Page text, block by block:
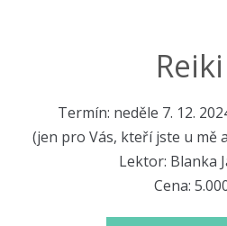
Termín: neděle 7. 12.
(jen pro Vás, kteří jste u mě
Lektor: Blanka
Cena: